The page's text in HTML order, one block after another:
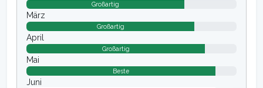
Großartig
März
Großartig
April
Großartig
Mai
Beste
Juni